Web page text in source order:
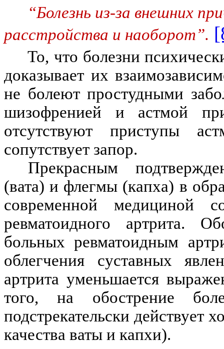
“Болезнь из-за внешних
расстройства и наоборот”.
То, что болезни
доказывает их
не болеют простудными
шизофренией и астмой
отсутствуют приступы
сопутствует запор.
Прекрасным
(вата) и флегмы (капха) в
современной медициной
ревматоидного артрита.
больных ревматоидным
облегчения суставных
артрита уменьшается
того, на обострение
подстрекательски действует
качества ваты и капхи).